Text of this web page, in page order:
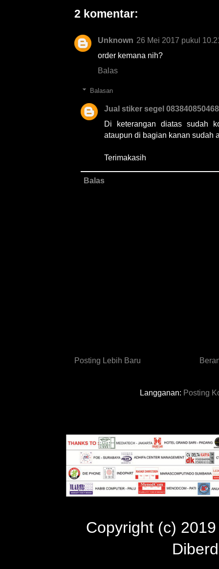
2 komentar:
Unknown 26 Mei 2017 pukul
order kemana nih?
Balas
Balasan
Jual stiker segel 083840850468
Di keterangan diatas sudah
ataupun di bagian kanan sudah
Terimakasih
Balas
Posting Lebih Baru
Langganan: Posting
Copyright (c)